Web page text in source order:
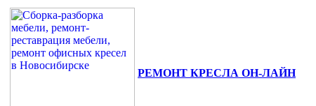
РЕМОНТ КРЕСЛА ОН-ЛАЙН